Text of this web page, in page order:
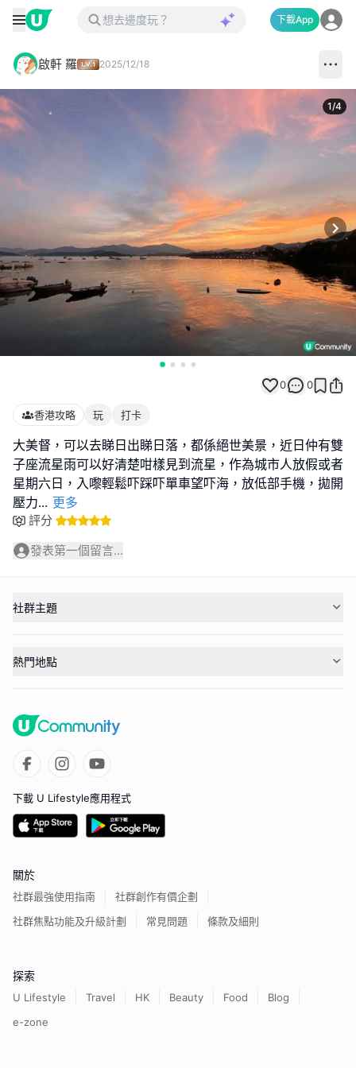
下載App
啟軒 羅 2025/12/18
1/4
0 0
香港攻略 玩 打卡
大美督，可以去睇日出睇日落，都係絕世美景，近日仲有雙
子座流星雨可以好清楚咁樣見到流星，作為城市人放假或者
星期六日，入嚟輕鬆吓踩吓單車望吓海，放低部手機，拋開
壓力... 更多
評分
發表第一個留言...
社群主題
熱門地點
下載 U Lifestyle應用程式
關於
社群最強使用指南
社群創作有價企劃
社群焦點功能及升級計劃
常見問題 條款及細則
探索
U Lifestyle Travel HK Beauty Food
Blog
e-zone